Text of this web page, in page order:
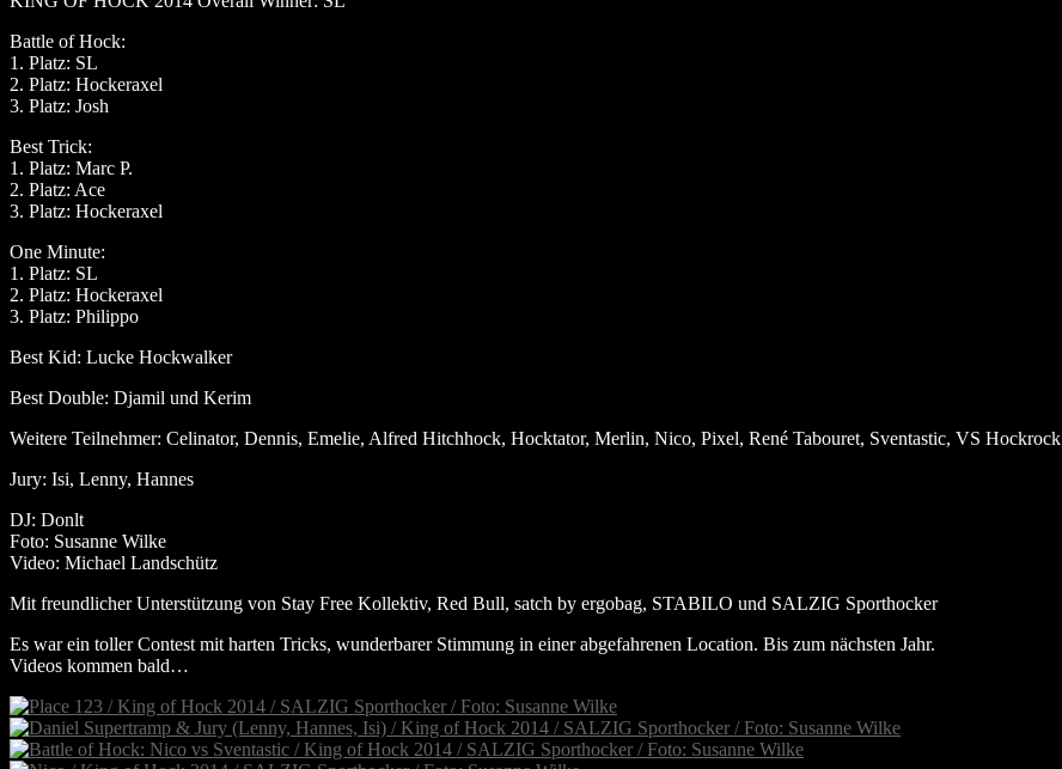
Battle of Hock:
1. Platz: SL
2. Platz: Hockeraxel
3. Platz: Josh
Best Trick:
1. Platz: Marc P.
2. Platz: Ace
3. Platz: Hockeraxel
One Minute:
1. Platz: SL
2. Platz: Hockeraxel
3. Platz: Philippo
Best Kid: Lucke Hockwalker
Best Double: Djamil und Kerim
Weitere Teilnehmer: Celinator, Dennis, Emelie, Alfred Hitchhock, Hocktator, Merlin, Nico, Pixel, René Tabouret, Sventastic, VS Hockrock
Jury: Isi, Lenny, Hannes
DJ: Donlt
Foto: Susanne Wilke
Video: Michael Landschütz
Mit freundlicher Unterstützung von Stay Free Kollektiv, Red Bull, satch by ergobag, STABILO und SALZIG Sporthocker
Es war ein toller Contest mit harten Tricks, wunderbarer Stimmung in einer abgefahrenen Location. Bis zum nächsten Jahr.
Videos kommen bald…